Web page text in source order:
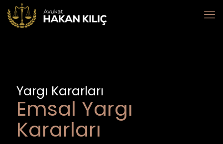
Yargı Kararları
Emsal Yargı
Kararları